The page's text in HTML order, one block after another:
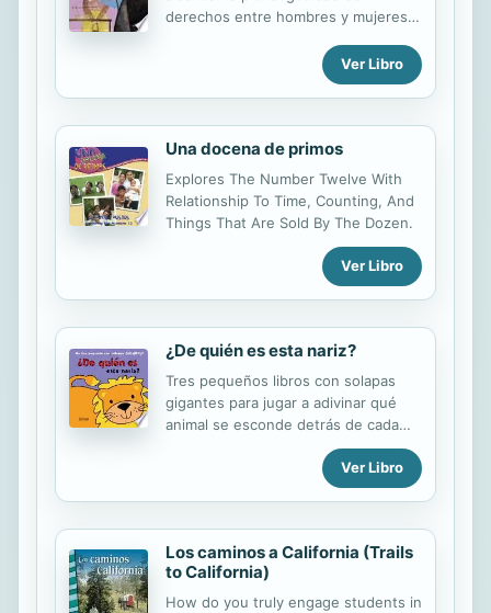
derechos entre hombres y mujeres.
celebrara por primera vez el Día
Internacional de la Mujer, el 19 de
marzo de 1911, te invitamos a
conocer en las páginas de este libro
a un grupo de mujeres que, en
épocas en las que no tenían derecho
a casi nada, se atrevieron a luchar
por sus sueños, y llegaron, incluso, a
cambiar la historia.
Ver Libro
Una docena de primos
Explores The Number Twelve With
Relationship To Time, Counting, And
Things That Are Sold By The Dozen.
Ver Libro
¿De quién es esta nariz?
Tres pequeños libros con solapas
gigantes para jugar a adivinar qué
animal se esconde detrás de cada
solapa. El texto rimado y el dibujo de
cada página les darán una pista y
cuando abran la solapa, el animal les
Ver Libro
Los caminos a California (Trails
to California)
How do you truly engage students in